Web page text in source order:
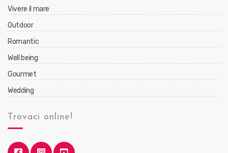
Vivere il mare
Outdoor
Romantic
Well being
Gourmet
Wedding
Trovaci online!